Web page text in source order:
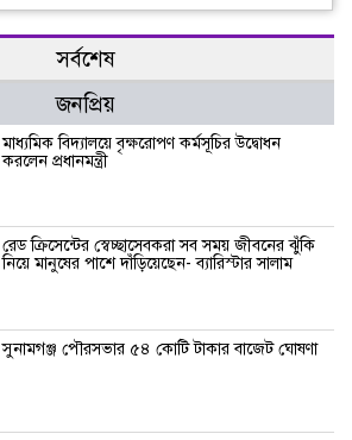
সর্বশেষ
জনপ্রিয়
মাধ্যমিক বিদ্যালয়ে বৃক্ষরোপণ কর্মসূচির উদ্বোধন
করলেন প্রধানমন্ত্রী
রেড ক্রিসেন্টের স্বেচ্ছাসেবকরা সব সময় জীবনের ঝুঁকি
নিয়ে মানুষের পাশে দাঁড়িয়েছেন- ব্যারিস্টার সালাম
সুনামগঞ্জ পৌরসভার ৫৪ কোটি টাকার বাজেট ঘোষণা